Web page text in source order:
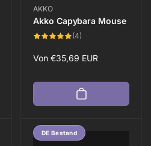
Anbieter:
AKKO
Akko Capybara Mouse
(4)
Normaler
Von €35,69 EUR
DE Bestand